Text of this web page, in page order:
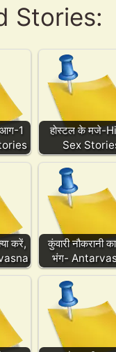
Stories:
1
होस्टल के मजे-
Sex
करें,
कुंवारी नौकरानी
भंग-